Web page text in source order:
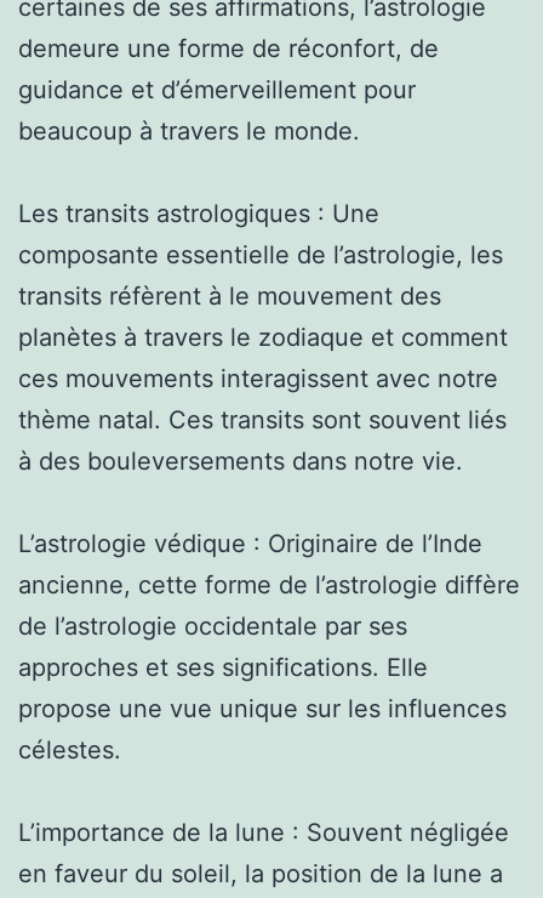
certaines de ses affirmations, l’astrologie
demeure une forme de réconfort, de
guidance et d’émerveillement pour
beaucoup à travers le monde.
Les transits astrologiques : Une
composante essentielle de l’astrologie, les
transits réfèrent à le mouvement des
planètes à travers le zodiaque et comment
ces mouvements interagissent avec notre
thème natal. Ces transits sont souvent liés
à des bouleversements dans notre vie.
L’astrologie védique : Originaire de l’Inde
ancienne, cette forme de l’astrologie diffère
de l’astrologie occidentale par ses
approches et ses significations. Elle
propose une vue unique sur les influences
célestes.
L’importance de la lune : Souvent négligée
en faveur du soleil, la position de la lune a